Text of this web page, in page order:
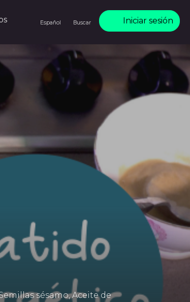
Español Buscar Iniciar sesión
sésamo, Aceite de